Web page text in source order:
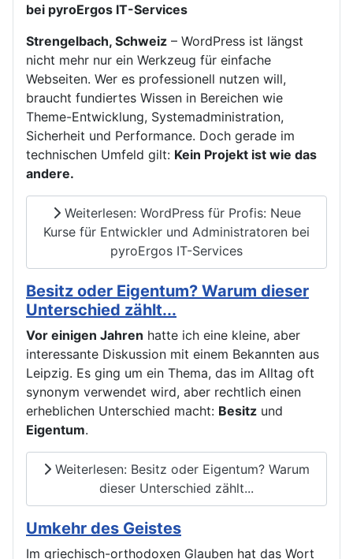
bei pyroErgos IT-Services
Strengelbach, Schweiz – WordPress ist längst
nicht mehr nur ein Werkzeug für einfache
Webseiten. Wer es professionell nutzen will,
braucht fundiertes Wissen in Bereichen wie
Theme-Entwicklung, Systemadministration,
Sicherheit und Performance. Doch gerade im
technischen Umfeld gilt: Kein Projekt ist wie das
andere.
Weiterlesen: WordPress für Profis: Neue
Kurse für Entwickler und Administratoren bei
pyroErgos IT-Services
Besitz oder Eigentum? Warum dieser
Unterschied zählt...
Vor einigen Jahren hatte ich eine kleine, aber
interessante Diskussion mit einem Bekannten aus
Leipzig. Es ging um ein Thema, das im Alltag oft
synonym verwendet wird, aber rechtlich einen
erheblichen Unterschied macht: Besitz und
Eigentum.
Weiterlesen: Besitz oder Eigentum? Warum
dieser Unterschied zählt...
Umkehr des Geistes
Im griechisch-orthodoxen Glauben hat das Wort